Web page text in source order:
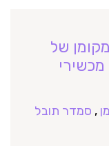
של
, סמדר תובל